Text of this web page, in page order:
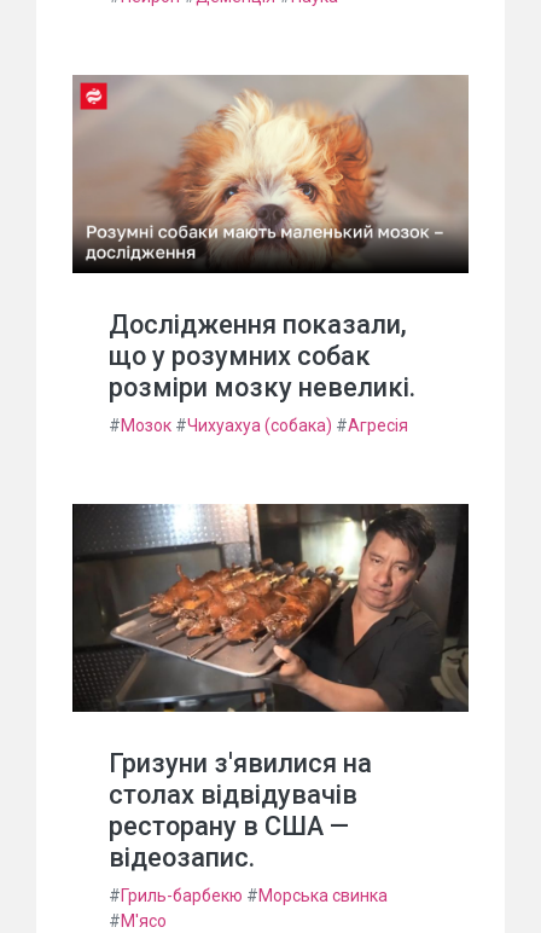
Дослідження показали,
що у розумних собак
розміри мозку невеликі.
#Мозок #Чихуахуа (собака) #Агресія
Гризуни з'явилися на
столах відвідувачів
ресторану в США —
відеозапис.
#Гриль-барбекю #Морська свинка
#М'ясо